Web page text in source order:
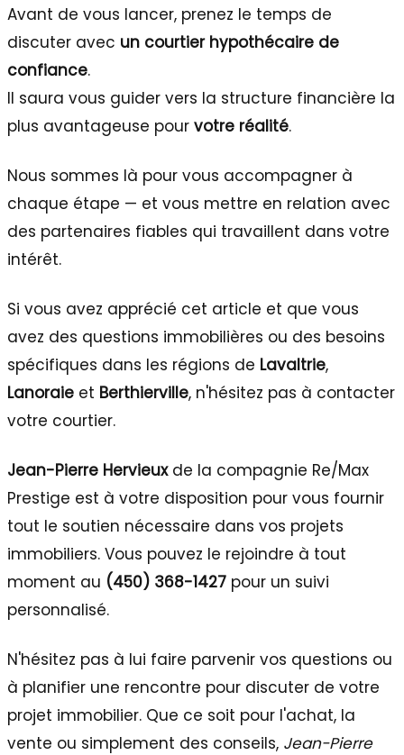
Avant de vous lancer, prenez le temps de
discuter avec un courtier hypothécaire de
confiance.
Il saura vous guider vers la structure financière la
plus avantageuse pour votre réalité.
Nous sommes là pour vous accompagner à
chaque étape — et vous mettre en relation avec
des partenaires fiables qui travaillent dans votre
intérêt.
Si vous avez apprécié cet article et que vous
avez des questions immobilières ou des besoins
spécifiques dans les régions de Lavaltrie,
Lanoraie et Berthierville, n'hésitez pas à contacter
votre courtier.
Jean-Pierre Hervieuxde la compagnie Re/Max
Prestige est à votre disposition pour vous fournir
tout le soutien nécessaire dans vos projets
immobiliers. Vous pouvez le rejoindre à tout
moment au (450) 368-1427 pour un suivi
personnalisé.
N'hésitez pas à lui faire parvenir vos questions ou
à planifier une rencontre pour discuter de votre
projet immobilier. Que ce soit pour l'achat, la
vente ou simplement des conseils, Jean-Pierre